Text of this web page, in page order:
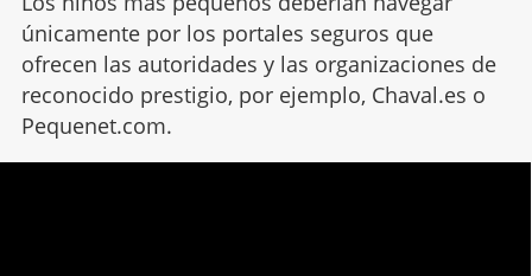
únicamente por los portales seguros que
ofrecen las autoridades y las organizaciones de
reconocido prestigio, por ejemplo, Chaval.es o
Pequenet.com.